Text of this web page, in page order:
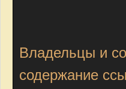
Владельцы и
содержание